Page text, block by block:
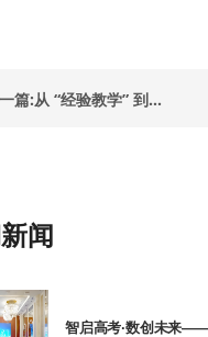
篇:从 “经验教学” 到...
闻
智启高考·数创未来